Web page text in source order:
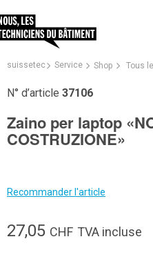
suissetec Service Shop Tous
N° d’article 37106
Zaino per laptop
COSTRUZIONE»
Recommander l'article
27,05 CHF TVA incluse